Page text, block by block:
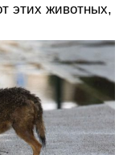
этих животных,